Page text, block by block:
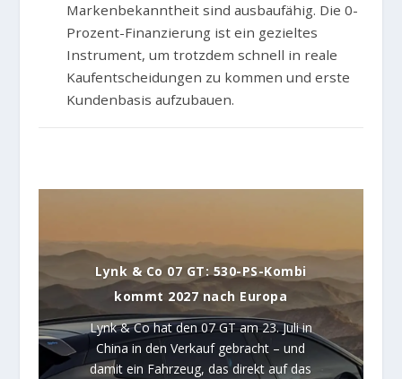
Markenbekanntheit sind ausbaufähig. Die 0-
Prozent-Finanzierung ist ein gezieltes
Instrument, um trotzdem schnell in reale
Kaufentscheidungen zu kommen und erste
Kundenbasis aufzubauen.
Lynk & Co 07 GT: 530-PS-Kombi
kommt 2027 nach Europa
Lynk & Co hat den 07 GT am 23. Juli in
China in den Verkauf gebracht – und
damit ein Fahrzeug, das direkt auf das